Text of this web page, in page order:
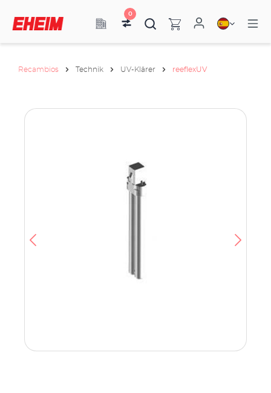
0
Recambios Technik UV-Klärer reeflexUV